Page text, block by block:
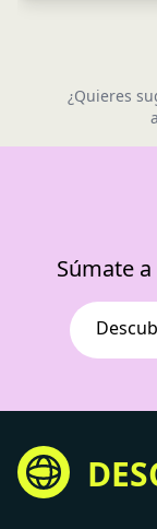
¿Quieres
a
Súmate